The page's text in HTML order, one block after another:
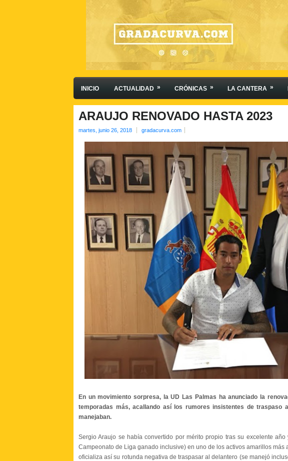
INICIO ACTUALIDAD » CRÓNICAS » LA CANTERA »
ARAUJO RENOVADO HASTA 2023
martes, junio 26, 2018 gradacurva.com
En un movimiento sorpresa, la UD Las Palmas ha anunciado la
temporadas más, acallando así los rumores insistentes de traspaso
manejaban.
Sergio Araujo se había convertido por mérito propio tras su excelente
Campeonato de Liga ganado inclusive) en uno de los activos amarillos más
oficializa así su rotunda negativa de traspasar al delantero (se manejó